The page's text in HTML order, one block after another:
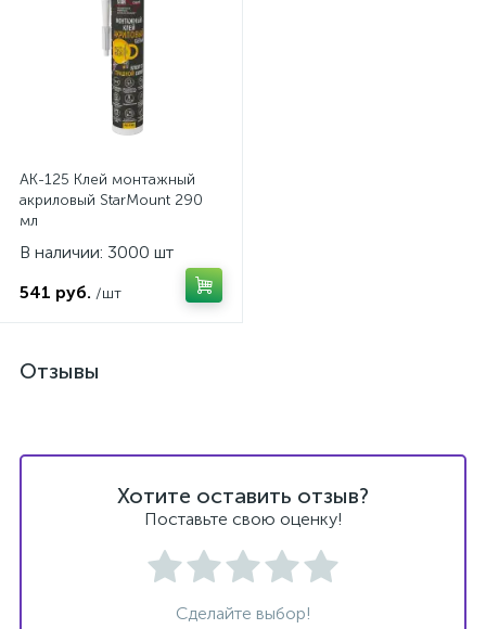
AK-125 Клей монтажный
акриловый StarMount 290
мл
В наличии: 3000 шт
541 руб. /шт
Отзывы
Хотите оставить отзыв?
Поставьте свою оценку!
Сделайте выбор!